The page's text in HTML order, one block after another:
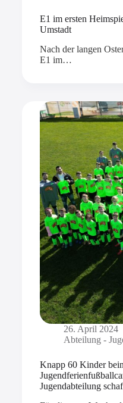
E1 im ersten
Umstadt
Nach der langen
E1 im…
26. April 2024
Abteilung -
Knapp 60 Kinder
Jugendabteilung